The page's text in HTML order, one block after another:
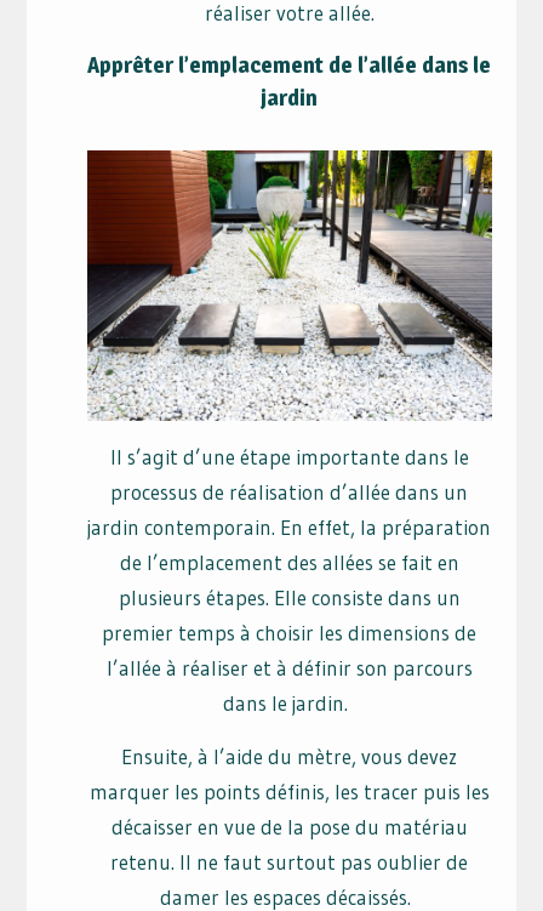
réaliser votre allée.
Apprêter l’emplacement de l’allée dans le
jardin
Il s’agit d’une étape importante dans le
processus de réalisation d’allée dans un
jardin contemporain. En effet, la préparation
de l’emplacement des allées se fait en
plusieurs étapes. Elle consiste dans un
premier temps à choisir les dimensions de
l’allée à réaliser et à définir son parcours
dans le jardin.
Ensuite, à l’aide du mètre, vous devez
marquer les points définis, les tracer puis les
décaisser en vue de la pose du matériau
retenu. Il ne faut surtout pas oublier de
damer les espaces décaissés.